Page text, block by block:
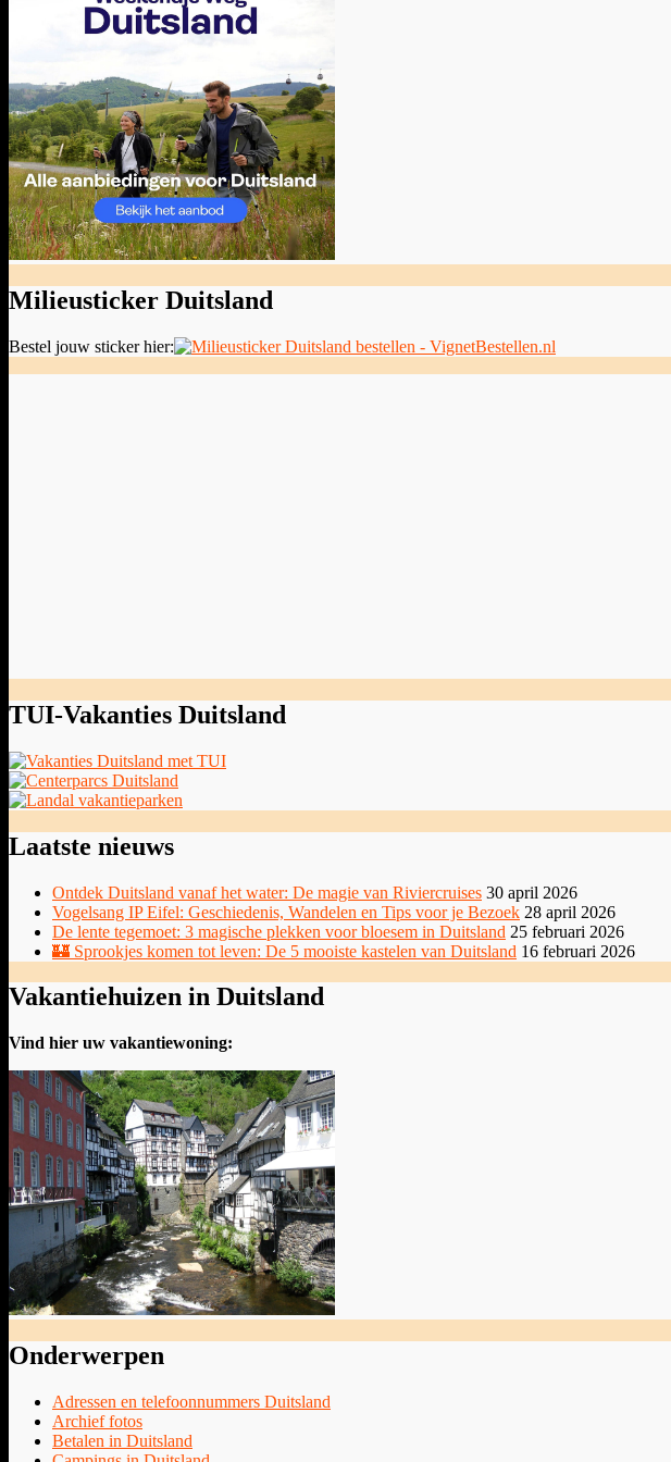
Milieusticker Duitsland
Bestel jouw sticker hier:
TUI-Vakanties Duitsland
Laatste nieuws
Ontdek Duitsland vanaf het water: De magie van Riviercruises 30 april 2026
Vogelsang IP Eifel: Geschiedenis, Wandelen en Tips voor je Bezoek 28 april 2026
De lente tegemoet: 3 magische plekken voor bloesem in Duitsland 25 februari 2026
🏰 Sprookjes komen tot leven: De 5 mooiste kastelen van Duitsland 16 februari 2026
Vakantiehuizen in Duitsland
Vind hier uw vakantiewoning:
Onderwerpen
Adressen en telefoonnummers Duitsland
Archief fotos
Betalen in Duitsland